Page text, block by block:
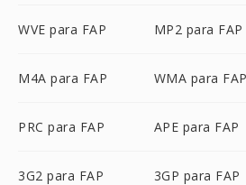
WVE para FAP MP2 para FAP
M4A para FAP WMA para FAP
PRC para FAP APE para FAP
3G2 para FAP 3GP para FAP